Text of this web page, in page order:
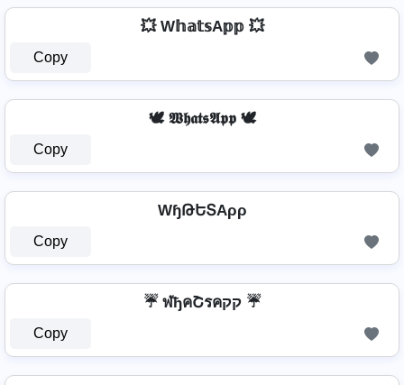
💥 W𝕙𝕒𝕥𝕤A𝕡𝕡 💥
Copy
🕊️ 𝖂𝖍𝖆𝖙𝖘𝕬𝖕𝖕 🕊️
Copy
WɧԹԵՏAρρ
Copy
☔ ฬђคՇรคקק ☔
Copy